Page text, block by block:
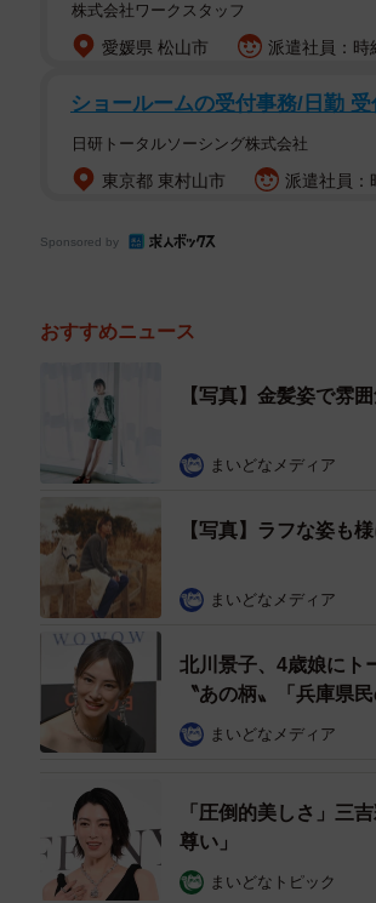
株式会社ワークスタッフ
愛媛県 松山市 派遣社員：時
ショールームの受付事務/日勤 受
日研トータルソーシング株式会社
東京都 東村山市 派遣社員：
Sponsored by
おすすめニュース
【写真】金髪姿で雰
まいどなメディア
【写真】ラフな姿も
まいどなメディア
北川景子、4歳娘にト
〝あの柄〟「兵庫県
まいどなメディア
「圧倒的美しさ」三
尊い」
まいどなトピック